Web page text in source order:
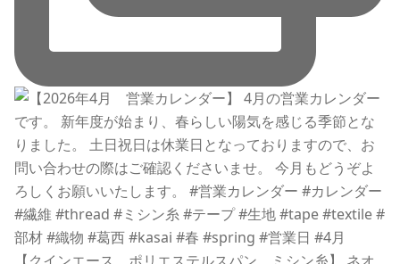
【クインエース ポリエステルスパン ミシン糸】 ネオ